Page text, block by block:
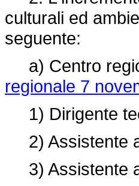
culturali ed
seguente:
a) Centro
regionale 7
1) Dirigente
2) Assistente
3) Assistente